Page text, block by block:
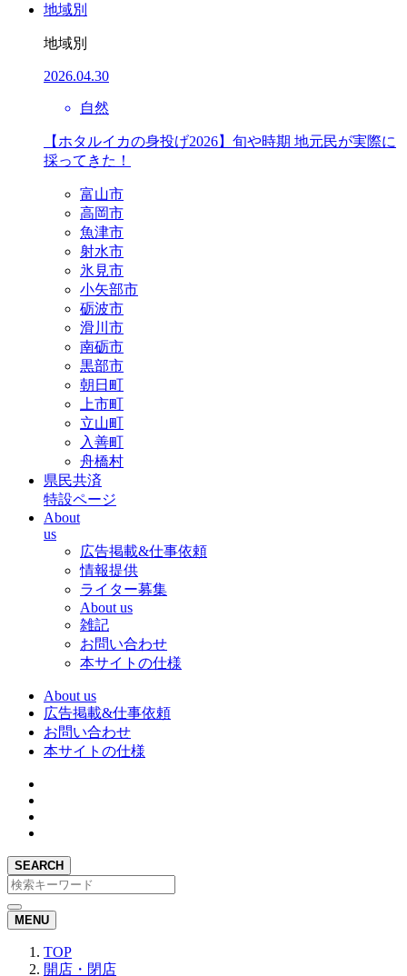
地域別
地域別
2026.04.30
自然
【ホタルイカの身投げ2026】旬や時期 地元民が実際に
採ってきた！
富山市
高岡市
魚津市
射水市
氷見市
小矢部市
砺波市
滑川市
南砺市
黒部市
朝日町
上市町
立山町
入善町
舟橋村
県民共済
特設ページ
About
us
広告掲載&仕事依頼
情報提供
ライター募集
About us
雑記
お問い合わせ
本サイトの仕様
About us
広告掲載&仕事依頼
お問い合わせ
本サイトの仕様
SEARCH
MENU
TOP
開店・閉店